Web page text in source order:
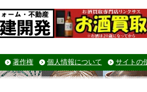
著作権 個人情報について サイトの